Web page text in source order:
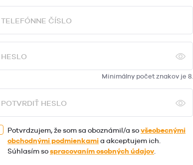
TELEFÓNNE ČÍSLO
HESLO
Minimálny počet znakov je 8.
POTVRDIŤ HESLO
Potvrdzujem, že som sa oboznámil/a sovšeobecnými
obchodnými podmienkamia akceptujem ich.
Súhlasím sospracovaním osobných údajov